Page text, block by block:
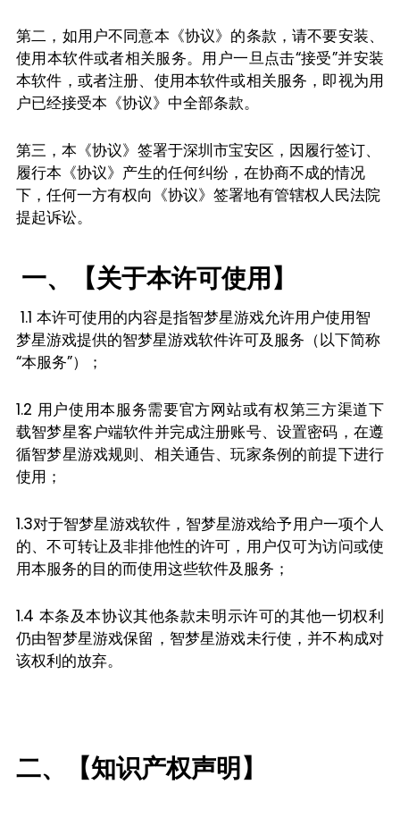
第二，如用户不同意本《协议》的条款，请不要安装、
使用本软件或者相关服务。用户一旦点击“接受”并安装
本软件，或者注册、使用本软件或相关服务，即视为用
户已经接受本《协议》中全部条款。
第三，本《协议》签署于深圳市宝安区，因履行签订、
履行本《协议》产生的任何纠纷，在协商不成的情况
下，任何一方有权向《协议》签署地有管辖权人民法院
提起诉讼。
一、【关于本许可使用】
1.1 本许可使用的内容是指智梦星游戏允许用户使用智
梦星游戏提供的智梦星游戏软件许可及服务（以下简称
“本服务”）；
1.2 用户使用本服务需要官方网站或有权第三方渠道下
载智梦星客户端软件并完成注册账号、设置密码，在遵
循智梦星游戏规则、相关通告、玩家条例的前提下进行
使用；
1.3对于智梦星游戏软件，智梦星游戏给予用户一项个人
的、不可转让及非排他性的许可，用户仅可为访问或使
用本服务的目的而使用这些软件及服务；
1.4 本条及本协议其他条款未明示许可的其他一切权利
仍由智梦星游戏保留，智梦星游戏未行使，并不构成对
该权利的放弃。
二、【知识产权声明】